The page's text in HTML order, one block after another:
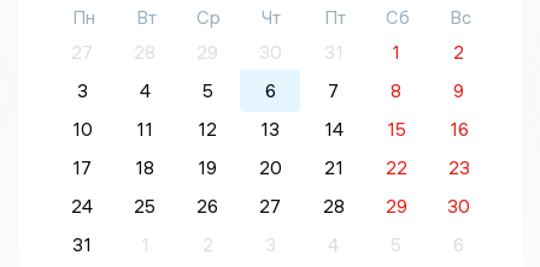
Пн Вт Ср Чт Пт Сб
Вс
27
28 29 30 31 1
2
3
4 5 6 7 8
9
10
11 12 13 14 15
16
17
18 19 20 21 22
23
24
25 26 27 28 29
30
31
1 2 3 4 5 6